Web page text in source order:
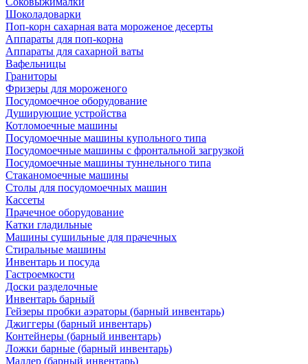
Шоколадоварки
Поп-корн сахарная вата мороженое десерты
Аппараты для поп-корна
Аппараты для сахарной ваты
Вафельницы
Граниторы
Фризеры для мороженого
Посудомоечное оборудование
Душирующие устройства
Котломоечные машины
Посудомоечные машины купольного типа
Посудомоечные машины с фронтальной загрузкой
Посудомоечные машины туннельного типа
Стаканомоечные машины
Столы для посудомоечных машин
Кассеты
Прачечное оборудование
Катки гладильные
Машины сушильные для прачечных
Стиральные машины
Инвентарь и посуда
Гастроемкости
Доски разделочные
Инвентарь барный
Гейзеры пробки аэраторы (барный инвентарь)
Джиггеры (барный инвентарь)
Контейнеры (барный инвентарь)
Ложки барные (барный инвентарь)
Мадлер (барный инвентарь)